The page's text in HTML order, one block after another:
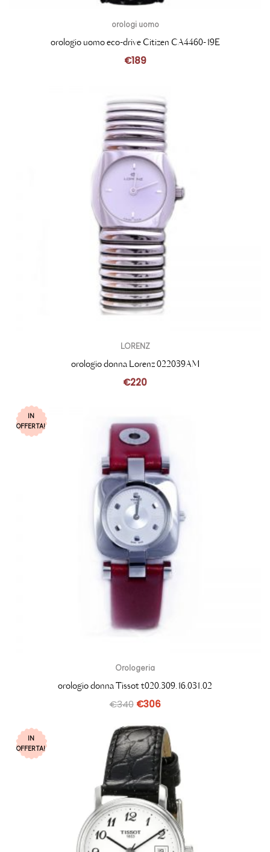
orologi uomo
orologio uomo eco-drive Citizen CA4460-19E
€189
LORENZ
orologio donna Lorenz 022039AM
€220
IN
OFFERTA!
Orologeria
orologio donna Tissot t020.309.16.031.02
€340 €306
IN
OFFERTA!